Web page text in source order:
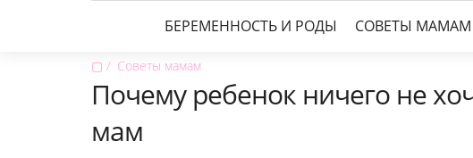
БЕРЕМЕННОСТЬ И РОДЫ СОВЕТЫ МАМАМ
▢ Советы мамам
Почему ребенок ничего не
мам